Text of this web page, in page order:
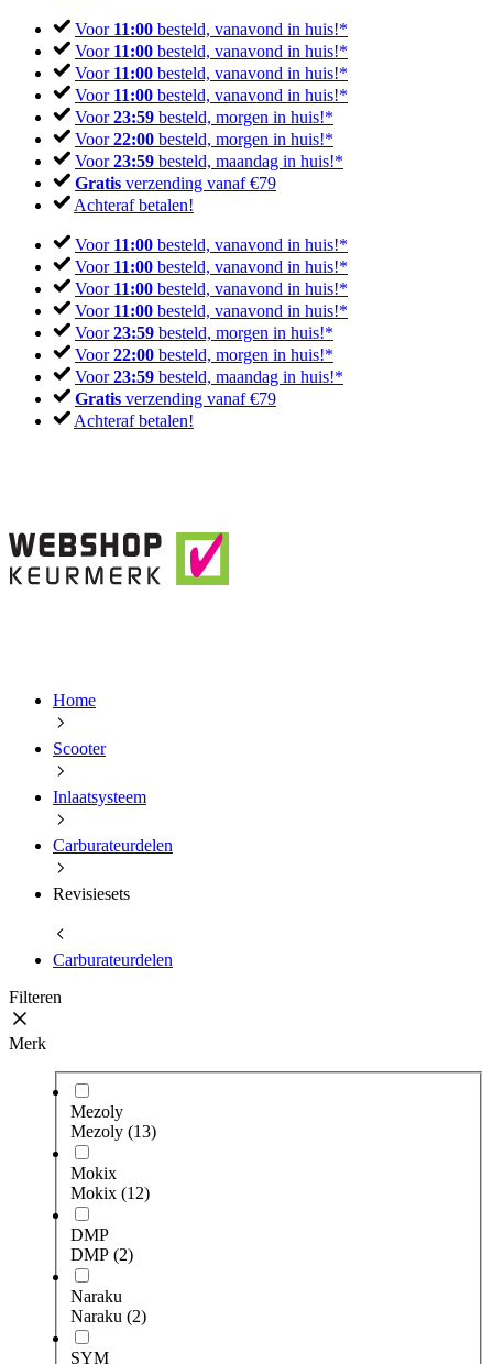
Voor 11:00 besteld, vanavond in huis!*
Voor 11:00 besteld, vanavond in huis!*
Voor 11:00 besteld, vanavond in huis!*
Voor 11:00 besteld, vanavond in huis!*
Voor23:59 besteld, morgen in huis!*
Voor22:00 besteld, morgen in huis!*
Voor23:59 besteld, maandag in huis!*
Gratis verzending vanaf €79
Achteraf betalen!
Voor 11:00 besteld, vanavond in huis!*
Voor 11:00 besteld, vanavond in huis!*
Voor 11:00 besteld, vanavond in huis!*
Voor 11:00 besteld, vanavond in huis!*
Voor23:59 besteld, morgen in huis!*
Voor22:00 besteld, morgen in huis!*
Voor23:59 besteld, maandag in huis!*
Gratis verzending vanaf €79
Achteraf betalen!
Home
Scooter
Inlaatsysteem
Carburateurdelen
Revisiesets
Carburateurdelen
Filteren
Merk
Mezoly
Mezoly (13)
Mokix
Mokix (12)
DMP
DMP (2)
Naraku
Naraku (2)
SYM